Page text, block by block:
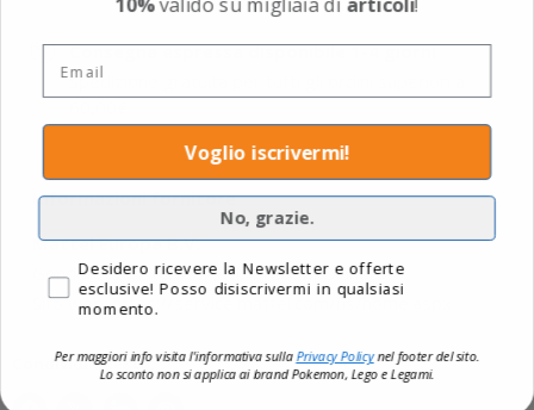
Consegna espressa disponibile 1-4 giorni
Spedizione gratuita per tutti gli ordini superiori a
Informazioni fornitore
Mattel Europa B.V.
Gondel 1, Amstelveen, Nl, 1186 Mj Olanda
Sito web: https://service.mattel.com/us/home.aspx
Condividi questo:
10%valido su migliaia di articoli!
Voglio iscrivermi!
No, grazie.
Privacy
Desidero ricevere la Newsletter e offerte
esclusive! Posso disiscrivermi in qualsiasi
momento.
Per maggiori info visita l'informativa sullaPrivacy Policynel footer del sito.
Lo sconto non si applica ai brandPokemon, Lego e Legami.